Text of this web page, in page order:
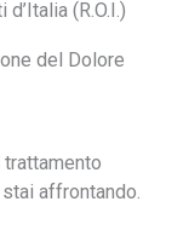
(R.O.I.)
del Dolore
affrontando.